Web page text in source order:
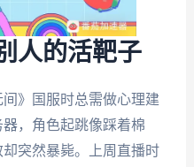
人的活靶子
》国服时总需做心理建
，角色起跳像踩着棉
突然暴毙。上周直播时